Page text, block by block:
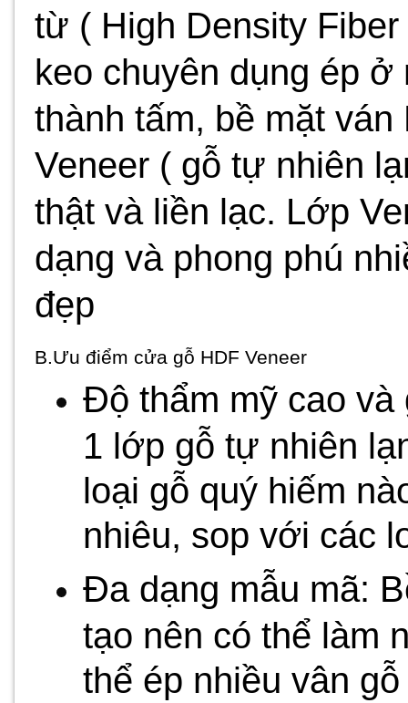
từ ( High Density
keo chuyên dụng ép
thành tấm, bề mặt
Veneer ( gỗ tự nhiên
thật và liền lạc. Lớp
dạng và phong phú
đẹp
B.Ưu điểm cửa gỗ HDF Veneer
Độ thẩm mỹ cao
1 lớp gỗ tự nhiên
loại gỗ quý hiếm
nhiêu, sop với các
Đa dạng mẫu mã:
tạo nên có thể làm
thể ép nhiều vân